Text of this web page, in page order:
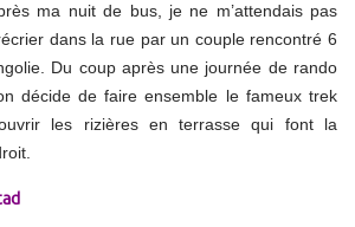
ma nuit de bus, je ne m’attendais pas
dans la rue par un couple rencontré 6
Du coup après une journée de rando
décide de faire ensemble le fameux trek
les rizières en terrasse qui font la